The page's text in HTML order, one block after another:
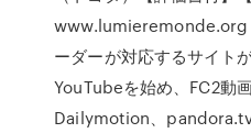
www.lumieremonde.org
ーダーが対応するサイト
YouTubeを始め、FC2動
Dailymotion、pandora.tv